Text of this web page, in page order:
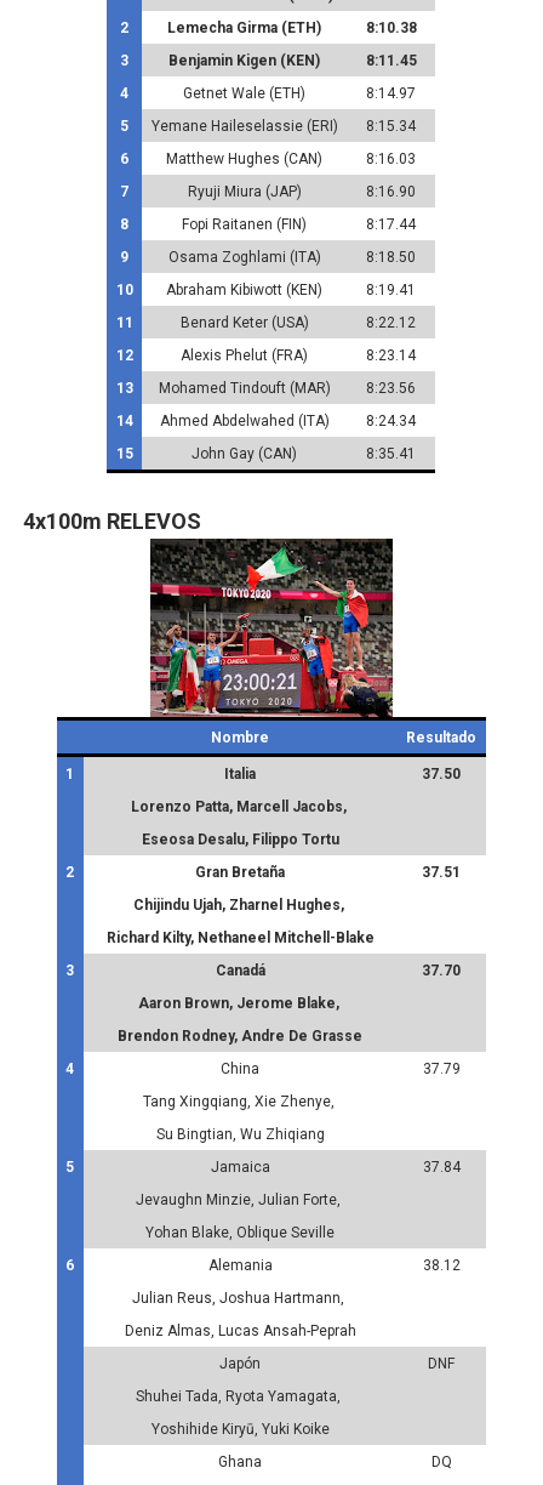
2
Lemecha Girma (ETH)
8:10.38
3
Benjamin Kigen (KEN)
8:11.45
4
Getnet Wale (ETH)
8:14.97
5
Yemane Haileselassie (ERI)
8:15.34
6
Matthew Hughes (CAN)
8:16.03
7
Ryuji Miura (JAP)
8:16.90
8
Fopi Raitanen (FIN)
8:17.44
9
Osama Zoghlami (ITA)
8:18.50
10
Abraham Kibiwott (KEN)
8:19.41
11
Benard Keter (USA)
8:22.12
12
Alexis Phelut (FRA)
8:23.14
13
Mohamed Tindouft (MAR)
8:23.56
14
Ahmed Abdelwahed (ITA)
8:24.34
15
John Gay (CAN) 8:35.41
4x100m RELEVOS
Nombre Resultado
1
Italia
Lorenzo Patta, Marcell Jacobs,
Eseosa Desalu, Filippo Tortu
37.50
2
Gran Bretaña
Chijindu Ujah, Zharnel Hughes,
Richard Kilty, Nethaneel Mitchell-Blake
37.51
3
Canadá
Aaron Brown, Jerome Blake,
Brendon Rodney, Andre De Grasse
37.70
4
China
Tang Xingqiang, Xie Zhenye,
Su Bingtian, Wu Zhiqiang
37.79
5
Jamaica
Jevaughn Minzie, Julian Forte,
Yohan Blake, Oblique Seville
37.84
6
Alemania
Julian Reus, Joshua Hartmann,
Deniz Almas, Lucas Ansah-Peprah
38.12
Japón
Shuhei Tada, Ryota Yamagata,
Yoshihide Kiryū, Yuki Koike
DNF
Ghana
DQ